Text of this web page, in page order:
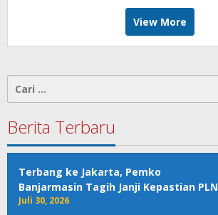
View More
Cari
Berita Terbaru
Terbang ke Jakarta, Pemko
Banjarmasin Tagih Janji Kepastian PLN
Juli 30, 2026